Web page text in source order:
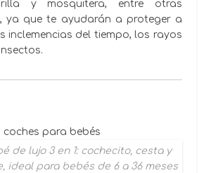
y mosquitera, entre otras
ya que te ayudarán a proteger a
inclemencias del tiempo, los rayos
de lujo 3 en 1: cochecito, cesta y
ideal para bebés de 6 a 36 meses